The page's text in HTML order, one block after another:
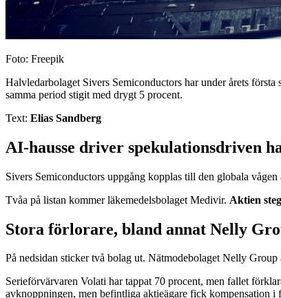
Foto: Freepik
Halvledarbolaget Sivers Semiconductors har under årets
samma period stigit med drygt 5 procent.
Text: Elias Sandberg
AI-hausse driver spekulationsdriven
Sivers Semiconductors uppgång kopplas till den globala
Tvåa på listan kommer läkemedelsbolaget Medivir. Aktien
Stora förlorare, bland annat Nelly
På nedsidan sticker två bolag ut. Nätmodebolaget Nelly Group
Serieförvärvaren Volati har tappat 70 procent, men fallet
avknoppningen, men befintliga aktieägare fick kompensation i